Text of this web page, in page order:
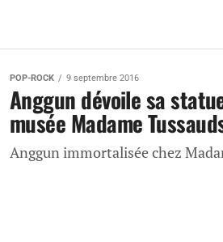
POP-ROCK 9 septembre 2016
Anggun dévoile sa
musée Madame
Anggun immortalisée chez